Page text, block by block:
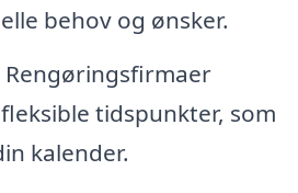
behov og ønsker.
Rengøringsfirmaer
tidspunkter, som
kalender.